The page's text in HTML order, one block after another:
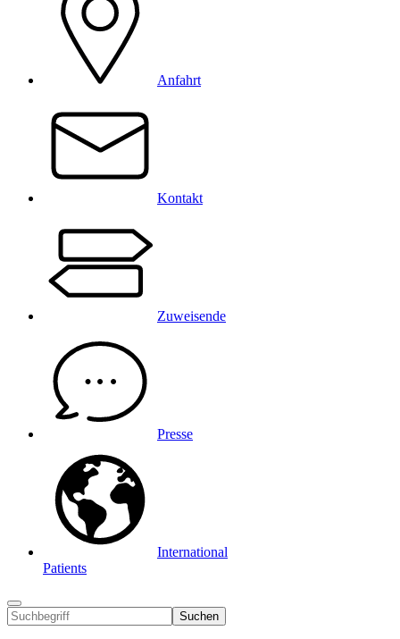
Anfahrt
Kontakt
Zuweisende
Presse
International
Patients
Suchen